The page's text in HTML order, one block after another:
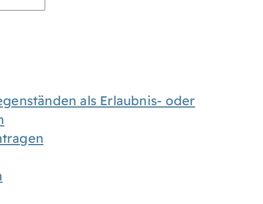
als Erlaubnis- oder